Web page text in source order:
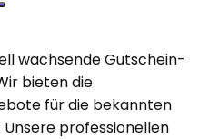
wachsende Gutschein-
bieten die
für die bekannten
professionellen